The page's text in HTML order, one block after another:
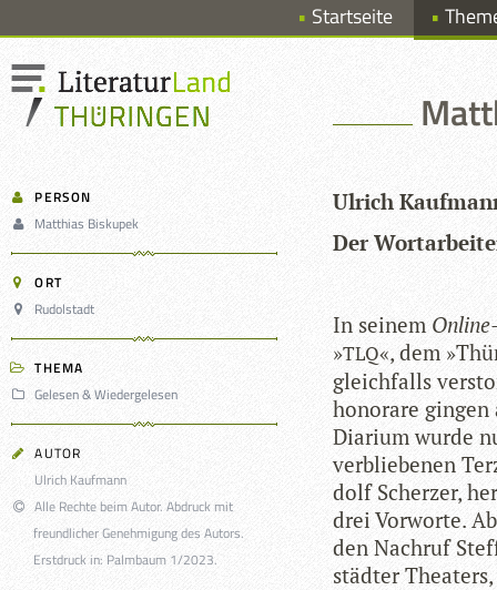
Startseite
PERSON
Matthias Biskupek
ORT
Rudolstadt
THEMA
Gelesen & Wiedergelesen
AUTOR
Ulrich Kaufmann
Alle Rechte beim Autor. Abdruck mit
freundlicher Genehmigung des Autors.
Erstdruck in: Palmbaum 1/2023.
Ulrich
Der
In sei­nem
»TLQ«, dem
gleich­falls
ho­no­rare gin­gen
Dia­rium wurde
ver­blie­be­nen
dolf Scher­zer,
drei Vor­worte.
den Nach­ruf
städ­ter